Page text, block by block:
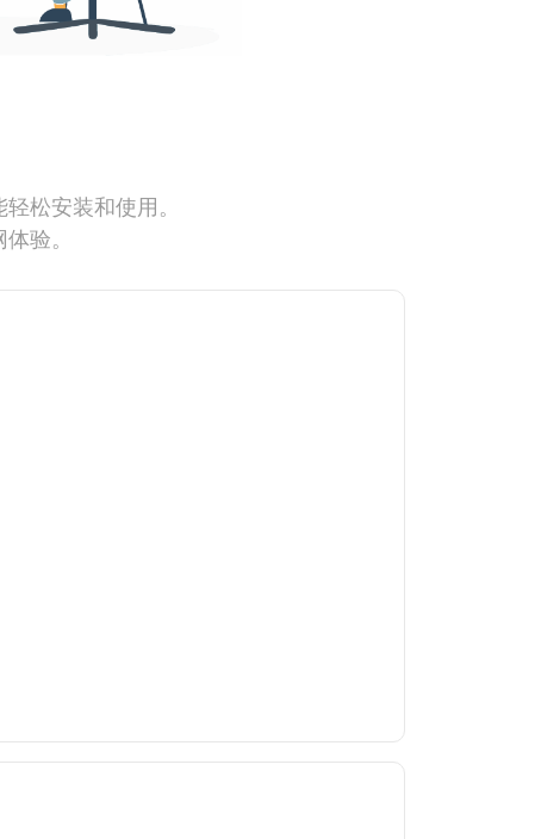
松安装和使用。
验。